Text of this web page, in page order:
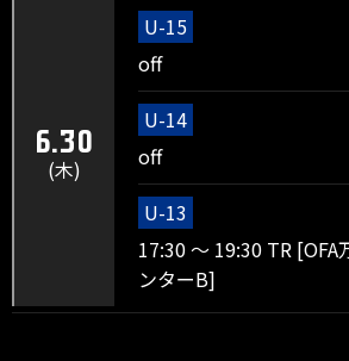
6.30
(木)
U-15
off
U-14
off
U-13
17:30 ～ 19:30 TR [OFA
ンターB]